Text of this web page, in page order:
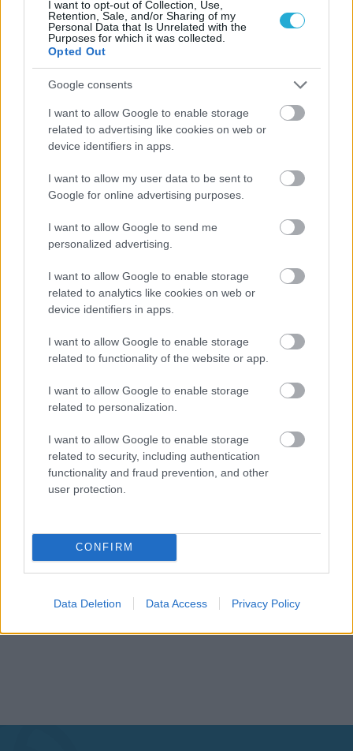
I want to opt-out of Collection, Use,
Retention, Sale, and/or Sharing of my
Personal Data that Is Unrelated with the
Purposes for which it was collected.
Opted Out
Google consents
I want to allow Google to enable storage
related to advertising like cookies on web or
device identifiers in apps.
I want to allow my user data to be sent to
Google for online advertising purposes.
I want to allow Google to send me
personalized advertising.
I want to allow Google to enable storage
related to analytics like cookies on web or
device identifiers in apps.
I want to allow Google to enable storage
related to functionality of the website or app.
I want to allow Google to enable storage
related to personalization.
I want to allow Google to enable storage
related to security, including authentication
functionality and fraud prevention, and other
user protection.
CONFIRM
Data Deletion Data Access Privacy Policy
οι σημαντικότερες νίκες του
Α.Ο. Θήρας